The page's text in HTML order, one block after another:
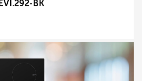
BK